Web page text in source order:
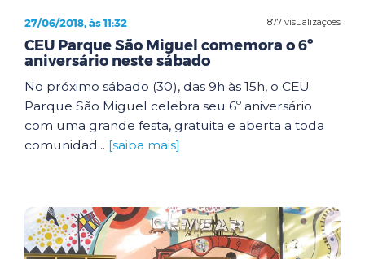
877 visualizações
27/06/2018, às 11:32
CEU Parque São Miguel comemora o 6º
aniversário neste sábado
No próximo sábado (30), das 9h às 15h, o CEU
Parque São Miguel celebra seu 6º aniversário
com uma grande festa, gratuita e aberta a toda
comunidad... [saiba mais]